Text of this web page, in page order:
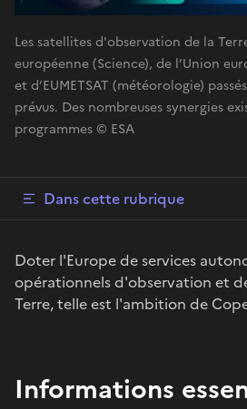
Les satellites d'observation de la
européenne (Science), de l’Union
et d’EUMETSAT (météorologie)
prévus. Des nombreuses synergies
programmes © ESA
Dans cette rubrique
Doter l'Europe de services
opérationnels d'observation et
Terre, telle est l'ambition de
Informations